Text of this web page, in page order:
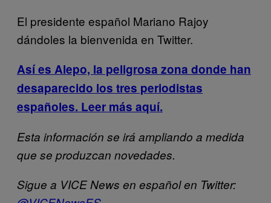
El presidente español Mariano Rajoy
dándoles la bienvenida en Twitter.
Así es Alepo, la peligrosa zona donde han
desaparecido los tres periodistas
españoles. Leer más aquí.
Esta información se irá ampliando a medida
que se produzcan novedades.
Sigue a VICE News en español en Twitter: